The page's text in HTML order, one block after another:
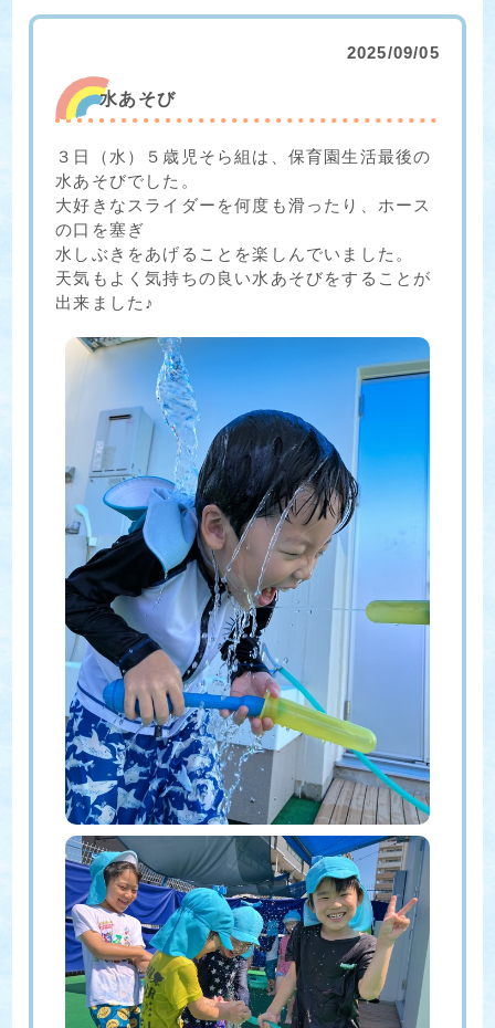
2025/09/05
水あそび
３日（水）５歳児そら組は、保育園生活最後の
水あそびでした。
大好きなスライダーを何度も滑ったり、ホース
の口を塞ぎ
水しぶきをあげることを楽しんでいました。
天気もよく気持ちの良い水あそびをすることが
出来ました♪